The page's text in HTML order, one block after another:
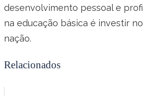
desenvolvimento pessoal e
na educação básica é investir
nação.
Relacionados